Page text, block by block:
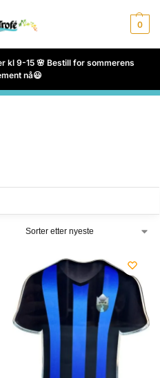
0
kl 9-15 🌸 Bestill for sommerens
nå😃